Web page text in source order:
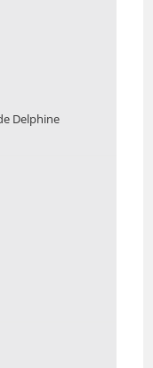
Delphine